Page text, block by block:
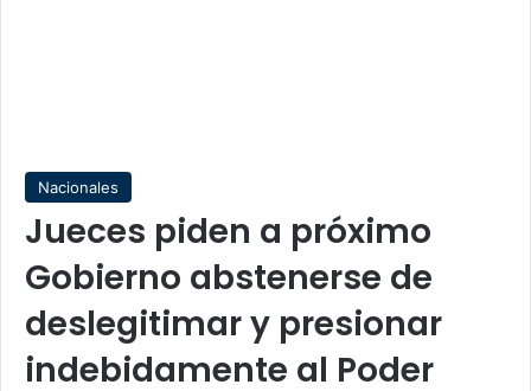
Nacionales
Jueces piden a próximo
Gobierno abstenerse de
deslegitimar y presionar
indebidamente al Poder